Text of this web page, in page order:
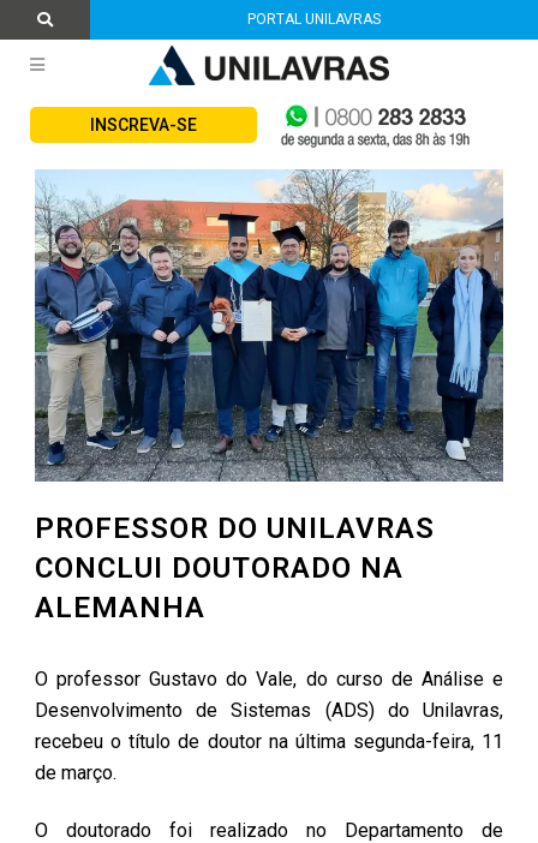
PORTAL UNILAVRAS
INSCREVA-SE
PROFESSOR DO UNILAVRAS
CONCLUI DOUTORADO NA
ALEMANHA
O professor Gustavo do Vale, do curso de Análise e
Desenvolvimento de Sistemas (ADS) do Unilavras,
recebeu o título de doutor na última segunda-feira, 11
de março.
O doutorado foi realizado no Departamento de